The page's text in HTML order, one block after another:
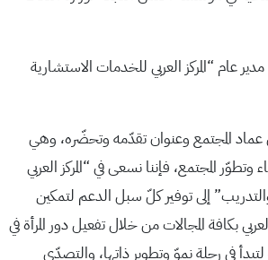
عام “المركز العربي للخدمات الاستشارية
عماد المجتمع وعنوان تقدّمه وتحضّره، وهي
وتطوّر المجتمع، فإننا نسعى في “المركز العربي
إلى توفير كلّ سبل الدعم لتمكين
بكافة المجالات من خلال تفعيل دور المرأة في
في رحلة نموّ وتطوير ذاتها، والتصدّي